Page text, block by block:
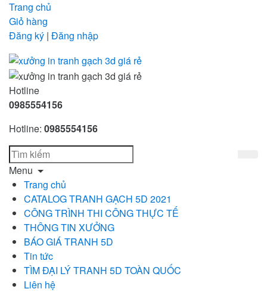
Trang chủ
Giỏ hàng
Đăng ký | Đăng nhập
Hotline
0985554156
Hotline: 0985554156
Menu
Trang chủ
CATALOG TRANH GẠCH 5D 2021
CÔNG TRÌNH THI CÔNG THỰC TẾ
THÔNG TIN XƯỞNG
BÁO GIÁ TRANH 5D
Tin tức
TÌM ĐẠI LÝ TRANH 5D TOÀN QUỐC
Liên hệ